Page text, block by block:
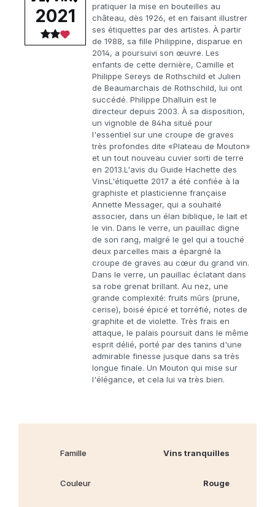
2021
pratiquer la mise en bouteilles au
château, dès 1926, et en faisant illustrer
ses étiquettes par des artistes. À partir
de 1988, sa fille Philippine, disparue en
2014, a poursuivi son œuvre. Les
enfants de cette dernière, Camille et
Philippe Sereys de Rothschild et Julien
de Beaumarchais de Rothschild, lui ont
succédé. Philippe Dhalluin est le
directeur depuis 2003. À sa disposition,
un vignoble de 84ha situé pour
l'essentiel sur une croupe de graves
très profondes dite «Plateau de Mouton»
et un tout nouveau cuvier sorti de terre
en 2013.L'avis du Guide Hachette des
VinsL'étiquette 2017 a été confiée à la
graphiste et plasticienne française
Annette Messager, qui a souhaité
associer, dans un élan biblique, le lait et
le vin. Dans le verre, un pauillac digne
de son rang, malgré le gel qui a touché
deux parcelles mais a épargné la
croupe de graves au cœur du grand vin.
Dans le verre, un pauillac éclatant dans
sa robe grenat brillant. Au nez, une
grande complexité: fruits mûrs (prune,
cerise), boisé épicé et torréfié, notes de
graphite et de violette. Très frais en
attaque, le palais poursuit dans le même
esprit délié, porté par des tanins d'une
admirable finesse jusque dans sa très
longue finale. Un Mouton qui mise sur
l'élégance, et cela lui va très bien.
Famille Vins tranquilles
Couleur Rouge